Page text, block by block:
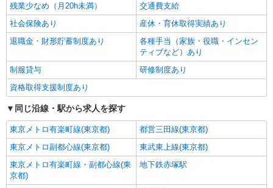
残業少なめ（月20h未満）
交通費支給
社会保険あり
産休・育休取得実績あり
退職金・財形貯蓄制度あり
各種手当（家族・役職・インセン
ティブなど）あり
制服貸与
研修制度あり
資格取得支援制度あり
同じ沿線・駅から求人を探す
東京メトロ有楽町線(東京都)
都営三田線(東京都)
東京メトロ副都心線(東京都)
東武東上線(東京都)
東京メトロ有楽町線・副都心線(東
京都)
地下鉄赤塚駅